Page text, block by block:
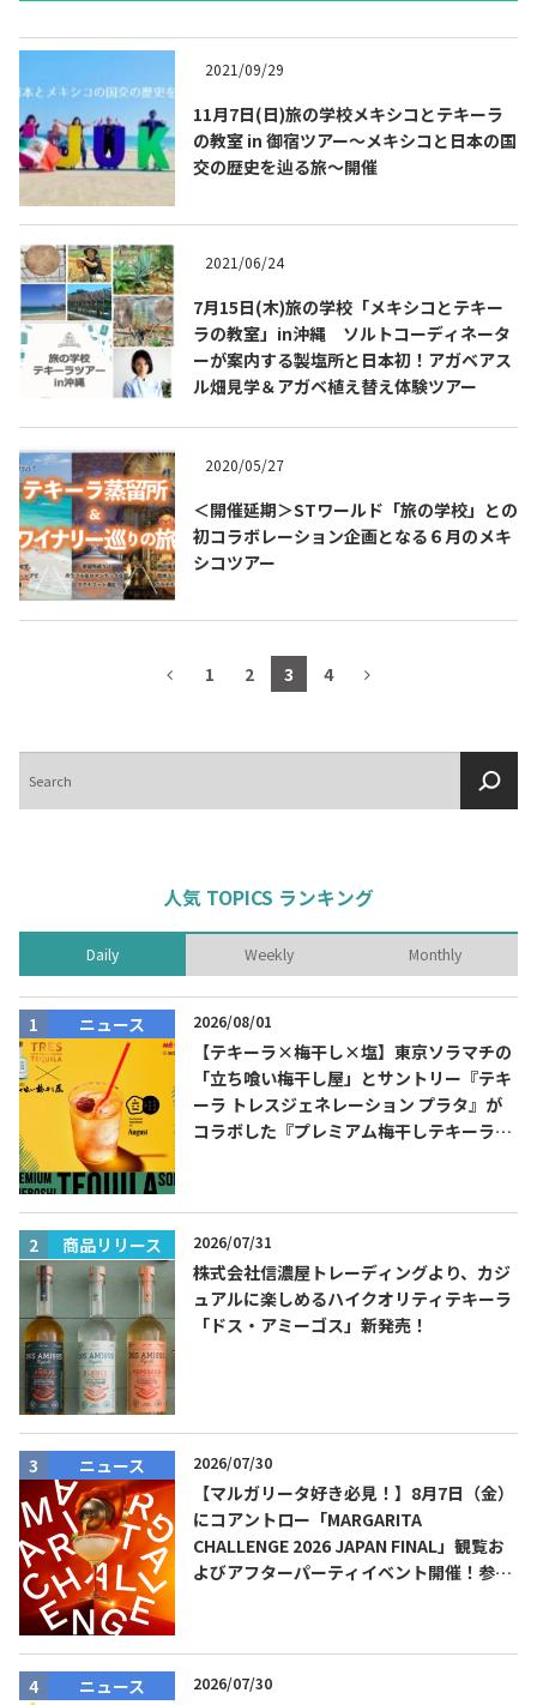
2021/09/29
11月7日(日)旅の学校メキシコとテキーラ
の教室 in 御宿ツアー～メキシコと日本の国
交の歴史を辿る旅～開催
2021/06/24
7月15日(木)旅の学校「メキシコとテキー
ラの教室」in沖縄 ソルトコーディネータ
ーが案内する製塩所と日本初！アガベアス
ル畑見学＆アガベ植え替え体験ツアー
2020/05/27
＜開催延期＞STワールド「旅の学校」との
初コラボレーション企画となる６月のメキ
シコツアー
1 2 3 4
索
人気 TOPICS ランキング
Daily Weekly Monthly
ニュース 2026/08/01
【テキーラ×梅干し×塩】東京ソラマチの
「立ち喰い梅干し屋」とサントリー『テキ
ーラ トレスジェネレーション プラタ』が
コラボした『プレミアム梅干しテキーラソ
商品リリース 2026/07/31
株式会社信濃屋トレーディングより、カジ
ュアルに楽しめるハイクオリティテキーラ
「ドス・アミーゴス」新発売！
ニュース 2026/07/30
【マルガリータ好き必見！】8月7日（金）
にコアントロー「MARGARITA
CHALLENGE 2026 JAPAN FINAL」観覧お
よびアフターパーティイベント開催！参加
ニュース 2026/07/30